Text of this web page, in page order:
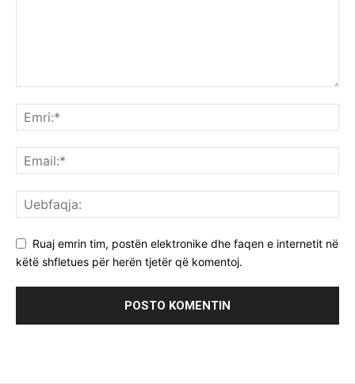
Ruaj emrin tim, postën elektronike dhe faqen e internetit në
këtë shfletues për herën tjetër që komentoj.